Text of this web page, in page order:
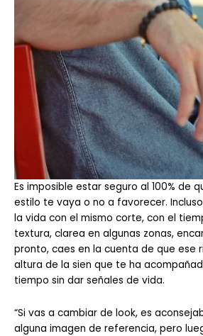
Es imposible estar seguro al 100% de
estilo te vaya o no a favorecer.
la vida con el mismo corte, con el
textura, clarea en algunas zonas,
pronto, caes en la cuenta de que ese
altura de la sien que te ha
tiempo sin dar señales de vida.
“Si vas a cambiar de look, es
alguna imagen de referencia, pero